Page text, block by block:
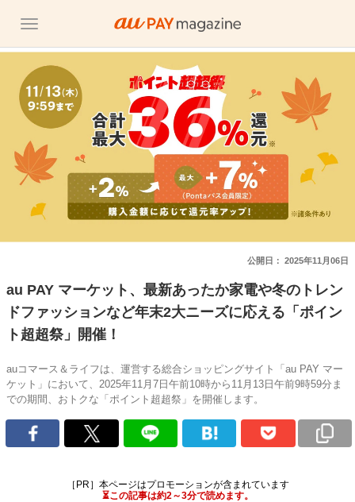
公開日： 2025年11月06日
au PAY マーケット、最新あったか家電や冬のトレン
ドファッションなど年末2大ニーズに応える「ポイン
ト超超祭」開催！
auコマース＆ライフは、運営する総合ショッピングサイト「au PAY マー
ケット」において、2025年11月7日午前10時から11月13日午前9時59分ま
での期間、おトクな「ポイント超超祭」を開催します。
［PR］本ページはプロモーションが含まれています
⏳この記事は約2～3分で読めます。